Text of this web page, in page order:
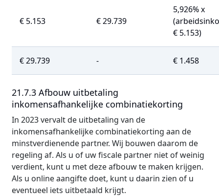
€ 5.153 € 29.739
5,926% x
€ 5.153)
€ 29.739 - € 1.458
21.7.3 Afbouw uitbetaling
inkomensafhankelijke combinatiekorting
In 2023 vervalt de uitbetaling van de
inkomensafhankelijke combinatiekorting aan de
minstverdienende partner. Wij bouwen daarom de
regeling af. Als u of uw fiscale partner niet of weinig
verdient, kunt u met deze afbouw te maken krijgen.
Als u online aangifte doet, kunt u daarin zien of u
eventueel iets uitbetaald krijgt.